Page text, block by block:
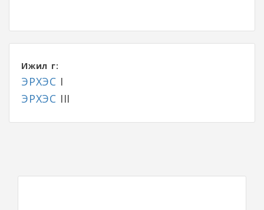
Ижил үг:
ЭРХЭС I
ЭРХЭС III